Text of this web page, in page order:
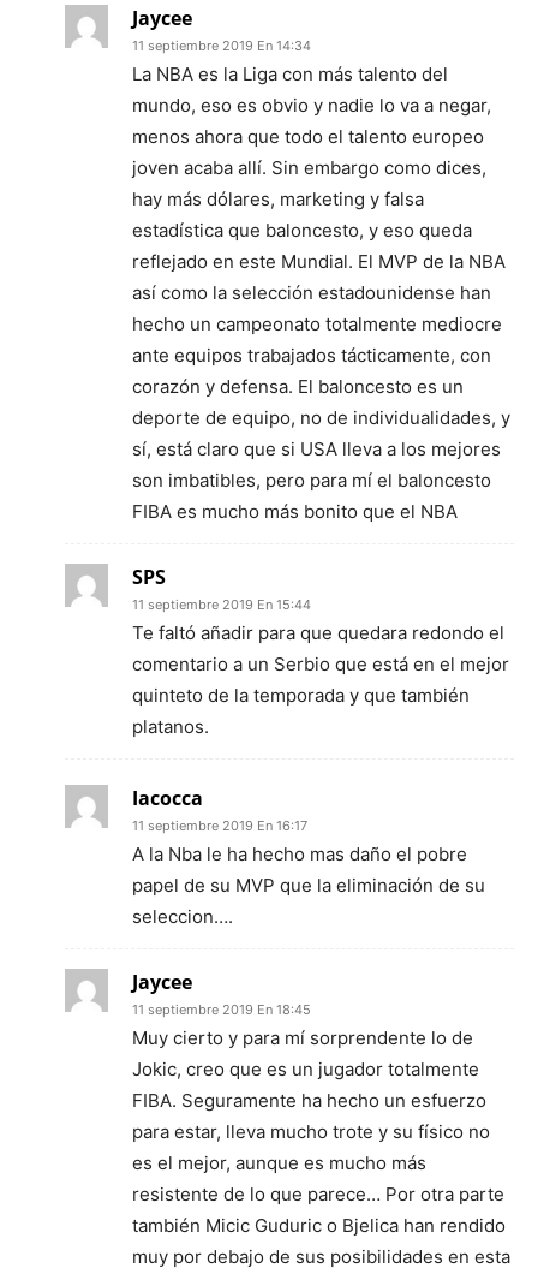
Jaycee
11 septiembre 2019 En 14:34
La NBA es la Liga con más talento del
mundo, eso es obvio y nadie lo va a negar,
menos ahora que todo el talento europeo
joven acaba allí. Sin embargo como dices,
hay más dólares, marketing y falsa
estadística que baloncesto, y eso queda
reflejado en este Mundial. El MVP de la NBA
así como la selección estadounidense han
hecho un campeonato totalmente mediocre
ante equipos trabajados tácticamente, con
corazón y defensa. El baloncesto es un
deporte de equipo, no de individualidades, y
sí, está claro que si USA lleva a los mejores
son imbatibles, pero para mí el baloncesto
FIBA es mucho más bonito que el NBA
SPS
11 septiembre 2019 En 15:44
Te faltó añadir para que quedara redondo el
comentario a un Serbio que está en el mejor
quinteto de la temporada y que también
platanos.
Iacocca
11 septiembre 2019 En 16:17
A la Nba le ha hecho mas daño el pobre
papel de su MVP que la eliminación de su
seleccion….
Jaycee
11 septiembre 2019 En 18:45
Muy cierto y para mí sorprendente lo de
Jokic, creo que es un jugador totalmente
FIBA. Seguramente ha hecho un esfuerzo
para estar, lleva mucho trote y su físico no
es el mejor, aunque es mucho más
resistente de lo que parece… Por otra parte
también Micic Guduric o Bjelica han rendido
muy por debajo de sus posibilidades en esta